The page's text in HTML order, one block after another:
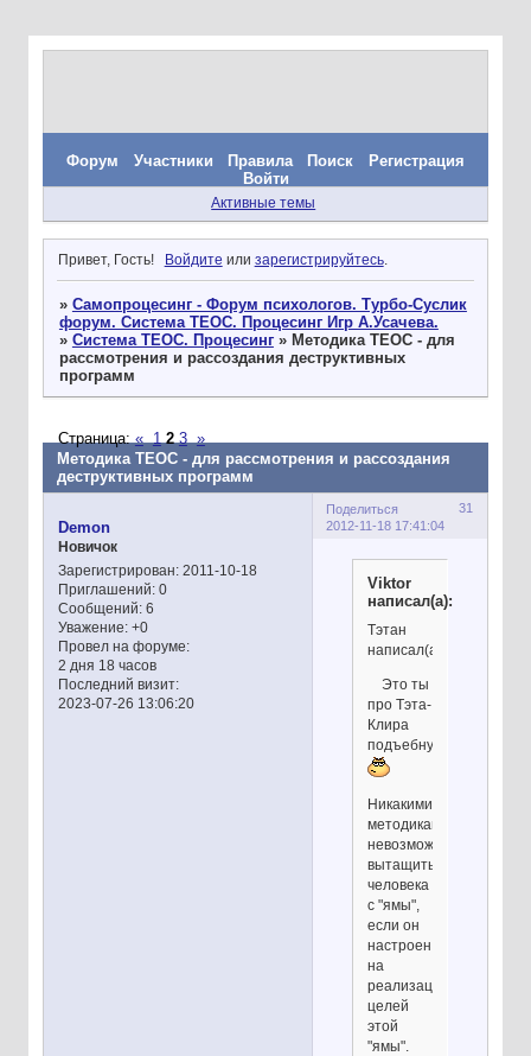
Форум Участники Правила Поиск
Регистрация
Войти
Активные темы
Привет, Гость! Войдите или зарегистрируйтесь.
» Самопроцесинг - Форум психологов. Турбо-Суслик
форум. Система ТЕОС. Процесинг Игр А.Усачева.
» Система ТЕОС. Процесинг » Методика ТЕОС - для
рассмотрения и рассоздания деструктивных
программ
Методика ТЕОС - для рассмотрения и рассоздания
деструктивных программ
Страница:« 1 2 3 »
Поделиться
31
2012-11-18 17:41:04
Demon
Новичок
Зарегистрирован: 2011-10-18
Приглашений:0
Сообщений:6
Уважение: +0
Провел на форуме:
2 дня 18 часов
Последний визит:
2023-07-26 13:06:20
Viktor
написал(а):
Тэтан
написал(а):
Это ты
про Тэта-
Клира
подъебнул?
Никакими
методиками
невозможно
вытащить
человека
с "ямы",
если он
настроен
на
реализацию
целей
этой
"ямы".